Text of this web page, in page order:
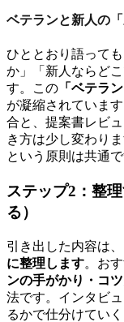
ベテランと新人の
ひととおり語って
か」「新人ならど
す。この 「ベテラ
が凝縮されていま
合と、提案書レビ
き方は少し変わり
という原則は共通で
ステップ2：整
る）
引き出した内容は
に整理します。お
ンの手がかり・コ
法です。インタビ
るかで仕分けてい